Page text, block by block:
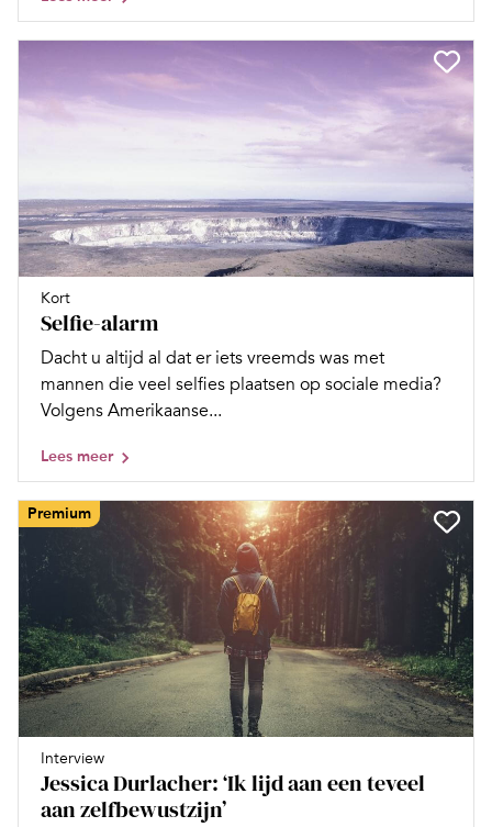
Kort
Selfie-alarm
Dacht u altijd al dat er iets vreemds was met
mannen die veel selfies plaatsen op sociale media?
Volgens Amerikaanse...
Lees meer
Premium
Interview
Jessica Durlacher: ‘Ik lijd aan een teveel
aan zelfbewustzijn’